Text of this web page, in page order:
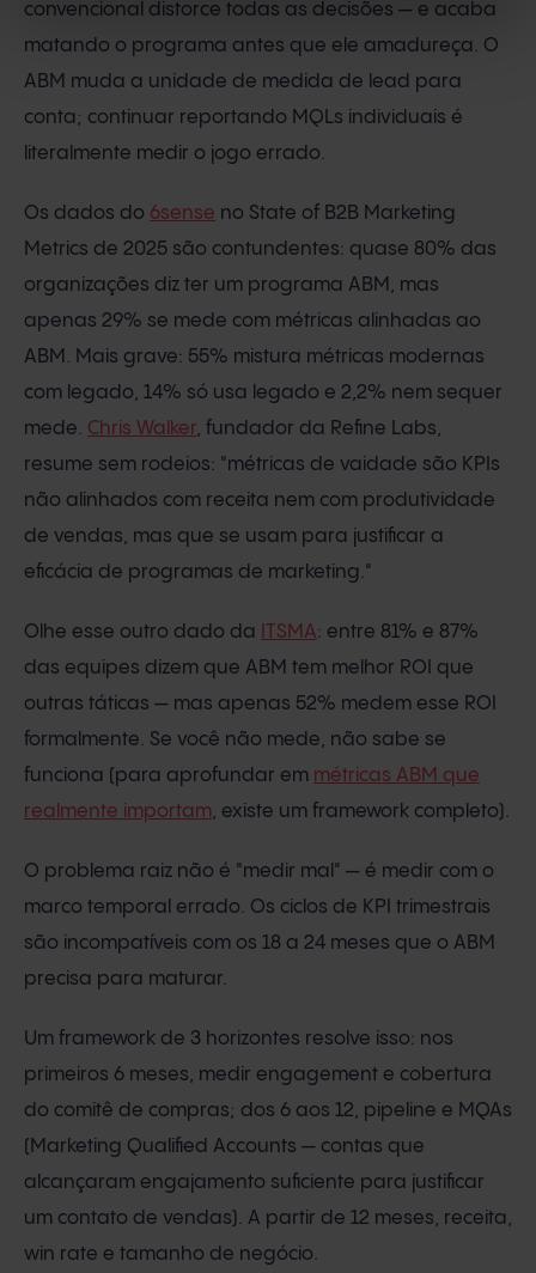
convencional distorce todas as decisões — e acaba
matando o programa antes que ele amadureça. O
ABM muda a unidade de medida de lead para
conta; continuar reportando MQLs individuais é
literalmente medir o jogo errado.
Os dados do 6sense no State of B2B Marketing
Metrics de 2025 são contundentes: quase 80% das
organizações diz ter um programa ABM, mas
apenas 29% se mede com métricas alinhadas ao
ABM. Mais grave: 55% mistura métricas modernas
com legado, 14% só usa legado e 2,2% nem sequer
mede. Chris Walker, fundador da Refine Labs,
resume sem rodeios: "métricas de vaidade são KPIs
não alinhados com receita nem com produtividade
de vendas, mas que se usam para justificar a
eficácia de programas de marketing."
Olhe esse outro dado da ITSMA: entre 81% e 87%
das equipes dizem que ABM tem melhor ROI que
outras táticas — mas apenas 52% medem esse ROI
formalmente. Se você não mede, não sabe se
funciona (para aprofundar em métricas ABM que
realmente importam, existe um framework completo).
O problema raiz não é "medir mal" — é medir com o
marco temporal errado. Os ciclos de KPI trimestrais
são incompatíveis com os 18 a 24 meses que o ABM
precisa para maturar.
Um framework de 3 horizontes resolve isso: nos
primeiros 6 meses, medir engagement e cobertura
do comitê de compras; dos 6 aos 12, pipeline e MQAs
(Marketing Qualified Accounts — contas que
alcançaram engajamento suficiente para justificar
um contato de vendas). A partir de 12 meses, receita,
win rate e tamanho de negócio.